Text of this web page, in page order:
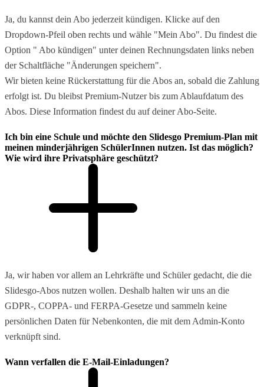
Ja, du kannst dein Abo jederzeit kündigen. Klicke auf den
Dropdown-Pfeil oben rechts und wähle "Mein Abo". Du findest die
Option " Abo kündigen" unter deinen Rechnungsdaten links neben
der Schaltfläche "Änderungen speichern".
Wir bieten keine Rückerstattung für die Abos an, sobald die Zahlung
erfolgt ist. Du bleibst Premium-Nutzer bis zum Ablaufdatum des
Abos. Diese Information findest du auf deiner Abo-Seite.
Ich bin eine Schule und möchte den Slidesgo Premium-Plan mit
meinen minderjährigen SchülerInnen nutzen. Ist das möglich?
Wie wird ihre Privatsphäre geschützt?
Ja, wir haben vor allem an Lehrkräfte und Schüler gedacht, die die
Slidesgo-Abos nutzen wollen. Deshalb halten wir uns an die
GDPR-, COPPA- und FERPA-Gesetze und sammeln keine
persönlichen Daten für Nebenkonten, die mit dem Admin-Konto
verknüpft sind.
Wann verfallen die E-Mail-Einladungen?